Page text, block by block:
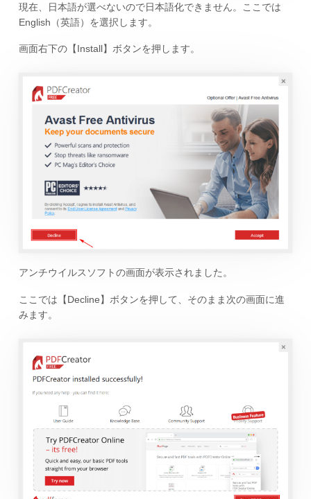
現在、日本語が選べないので日本語化できません。ここでは
English（英語）を選択します。
画面右下の【Install】ボタンを押します。
アンチウイルスソフトの画面が表示されました。
ここでは【Decline】ボタンを押して、そのまま次の画面に進
みます。